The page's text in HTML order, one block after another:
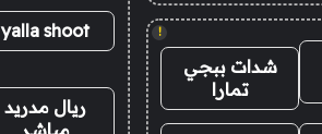
!
شدات ببجي
تمارا
yalla shoot
ريال مدريد
مباشر